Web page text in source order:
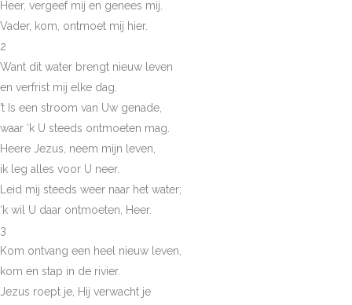
Heer, vergeef mij en genees mij.
Vader, kom, ontmoet mij hier.
2
Want dit water brengt nieuw leven
en verfrist mij elke dag.
’t Is een stroom van Uw genade,
waar ‘k U steeds ontmoeten mag.
Heere Jezus, neem mijn leven,
ik leg alles voor U neer.
Leid mij steeds weer naar het water;
‘k wil U daar ontmoeten, Heer.
3
Kom ontvang een heel nieuw leven,
kom en stap in de rivier.
Jezus roept je, Hij verwacht je